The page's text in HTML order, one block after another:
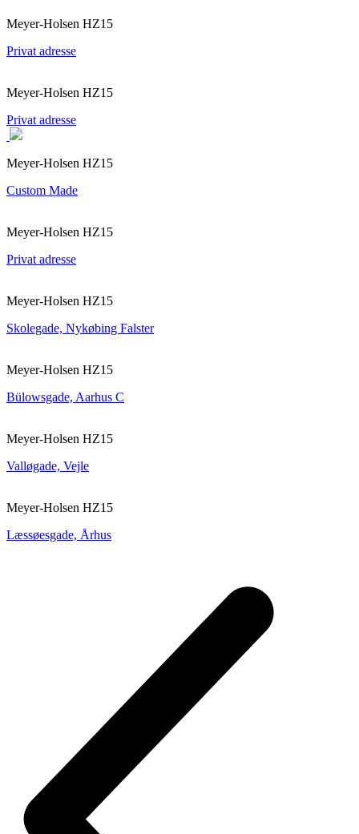
Meyer-Holsen HZ15
Privat adresse
Meyer-Holsen HZ15
Privat adresse
Meyer-Holsen HZ15
Custom Made
Meyer-Holsen HZ15
Privat adresse
Meyer-Holsen HZ15
Skolegade, Nykøbing Falster
Meyer-Holsen HZ15
Bülowsgade, Aarhus C
Meyer-Holsen HZ15
Valløgade, Vejle
Meyer-Holsen HZ15
Læssøesgade, Århus